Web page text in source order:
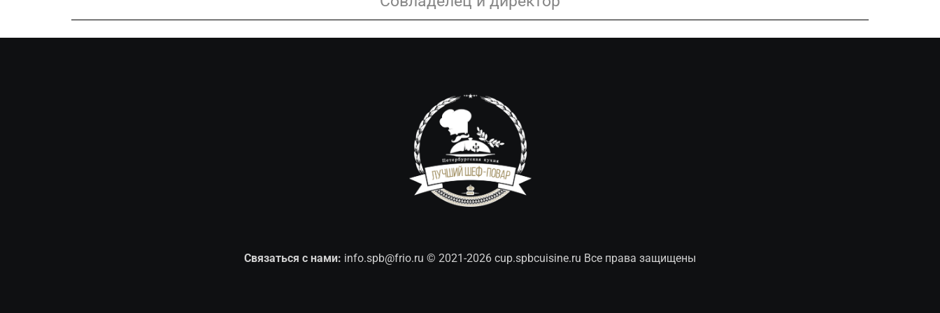
Связаться с нами: info.spb@frio.ru © 2021-2026 cup.spbcuisine.ru Все права защищены